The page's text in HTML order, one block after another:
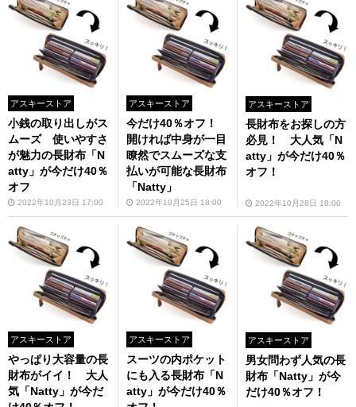
アスキーストア
小銭の取り出しがス
ムーズ 使いやすさ
が魅力の長財布「N
atty」が今だけ40％
オフ
2022年10月23日 17:00
アスキーストア
今だけ40％オフ！
開ければ中身が一目
瞭然でスムーズな支
払いが可能な長財布
「Natty」
2022年10月25日 18:00
アスキーストア
長財布をお探しの方
必見！ 大人気「N
atty」が今だけ40％
オフ！
2022年10月28日 18:00
アスキーストア
やっぱり大容量の長
財布がイイ！ 大人
気「Natty」が今だ
アスキーストア
スーツの内ポケット
にも入る長財布「N
atty」が今だけ40％
アスキーストア
男女問わず人気の長
財布「Natty」が今
だけ40％オフ！